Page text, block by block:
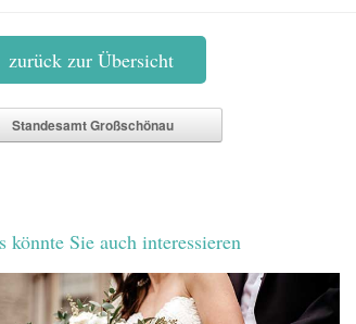
zurück zur Übersicht
Standesamt Großschönau
könnte Sie auch interessieren